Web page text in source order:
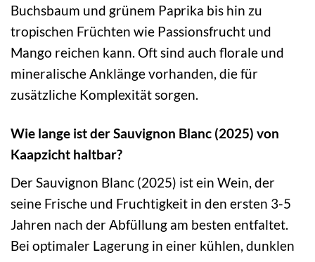
Buchsbaum und grünem Paprika bis hin zu
tropischen Früchten wie Passionsfrucht und
Mango reichen kann. Oft sind auch florale und
mineralische Anklänge vorhanden, die für
zusätzliche Komplexität sorgen.
Wie lange ist der Sauvignon Blanc (2025) von
Kaapzicht haltbar?
Der Sauvignon Blanc (2025) ist ein Wein, der
seine Frische und Fruchtigkeit in den ersten 3-5
Jahren nach der Abfüllung am besten entfaltet.
Bei optimaler Lagerung in einer kühlen, dunklen